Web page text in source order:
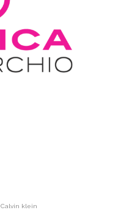
Calvin klein